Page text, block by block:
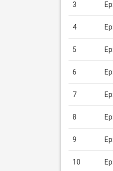
3
4
5
6
7
8
9
10